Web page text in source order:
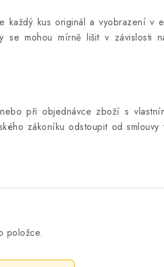
každý kus originál a vyobrazení v
mohou mírně lišit v závislosti
při objednávce zboží s
zákoníku odstoupit od smlouvy
položce.